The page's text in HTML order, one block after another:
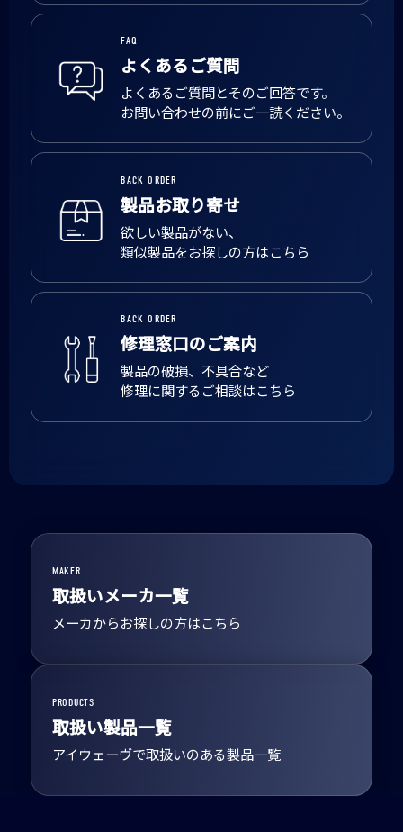
FAQ
よくあるご質問
よくあるご質問とそのご回答です。
お問い合わせの前にご一読ください。
BACK ORDER
製品お取り寄せ
欲しい製品がない、
類似製品をお探しの方はこちら
BACK ORDER
修理窓口のご案内
製品の破損、不具合など
修理に関するご相談はこちら
MAKER
取扱いメーカ一覧
メーカからお探しの方はこちら
PRODUCTS
取扱い製品一覧
アイウェーヴで取扱いのある製品一覧